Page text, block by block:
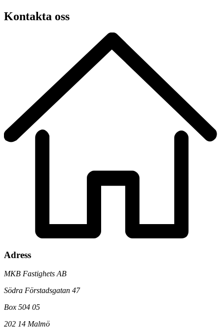
Kontakta oss
Adress
MKB Fastighets AB
Södra Förstadsgatan 47
Box 504 05
202 14 Malmö